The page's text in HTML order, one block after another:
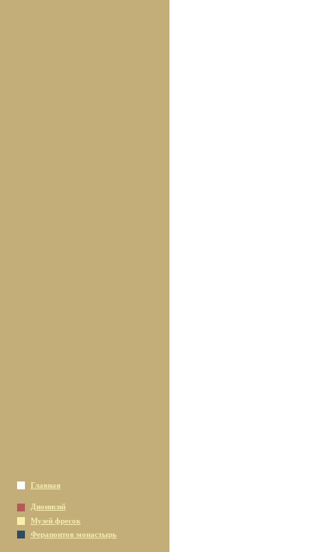
Главная
Дионисий
Музей фресок
Ферапонтов монастырь